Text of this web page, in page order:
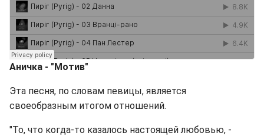
Аничка - "Мотив"
Эта песня, по словам певицы, является
своеобразным итогом отношений.
"То, что когда-то казалось настоящей любовью, -